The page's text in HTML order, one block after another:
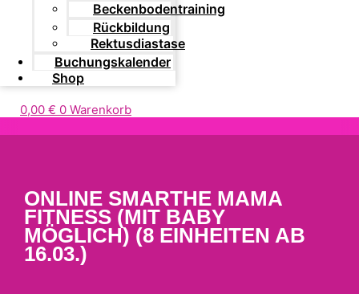
Beckenbodentraining
Rückbildung
Rektusdiastase
Buchungskalender
Shop
0,00 € 0 Warenkorb
ONLINE SMARTHE MAMA
FITNESS (MIT BABY
MÖGLICH) (8 EINHEITEN AB
16.03.)